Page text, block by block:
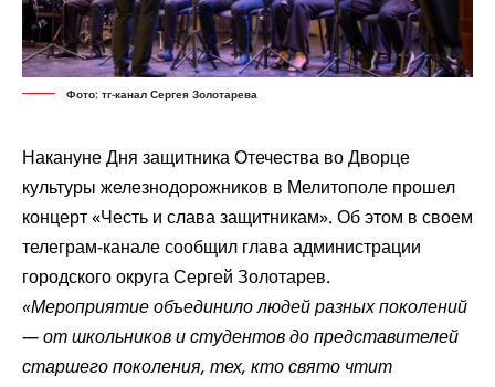
Фото: тг-канал Сергея Золотарева
Накануне Дня защитника Отечества во Дворце
культуры железнодорожников в Мелитополе прошел
концерт «Честь и слава защитникам». Об этом в своем
телеграм-канале сообщил глава администрации
городского округа Сергей Золотарев.
«Мероприятие объединило людей разных поколений
— от школьников и студентов до представителей
старшего поколения, тех, кто свято чтит